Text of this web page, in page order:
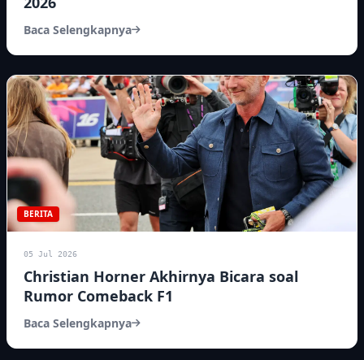
Baca Selengkapnya
BERITA
05 Jul 2026
Christian Horner Akhirnya Bicara soal
Rumor Comeback F1
Baca Selengkapnya